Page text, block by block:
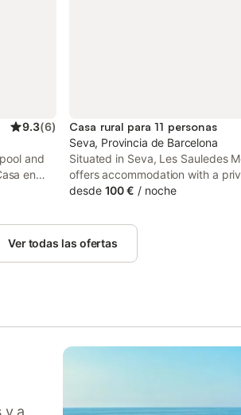
9.3(6)
and
en
in
free WiFi.
Casa rural para 11 personas
Seva, Provincia de Barcelona
Situated in Seva, Les Sauledes
offers accommodation with a
a terrace and mountain views.
balcony.
desde 100 € / noche
Ver todas las ofertas
y a